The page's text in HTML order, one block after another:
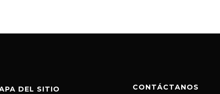
DEL SITIO CONTÁCTANOS